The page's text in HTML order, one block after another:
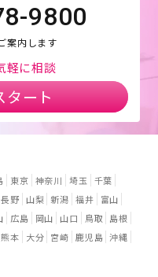
9800
案内します
軽に相談
タート
東京 神奈川 埼玉
千葉
長野 山梨 新潟 福井
富山
広島 岡山 山口 鳥取
島根
熊本 大分 宮崎 鹿児島 沖縄